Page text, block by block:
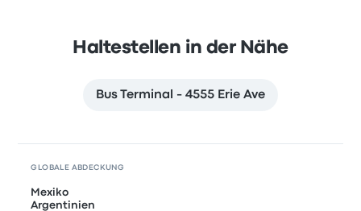
Haltestellen in der Nähe
Bus Terminal - 4555 Erie Ave
GLOBALE ABDECKUNG
Mexiko
Argentinien